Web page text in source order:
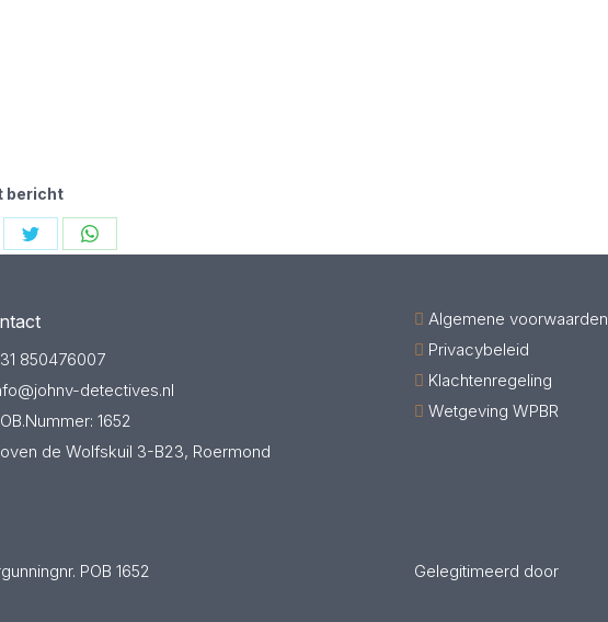
bericht
Share
Twitter
Share
850476007
detectives.nl
1652
de Wolfskuil 3-B23, Roermond
Algemene voorwaarden
Privacybeleid
Klachtenregeling
Wetgeving WPBR
POB 1652 Gelegitimeerd door